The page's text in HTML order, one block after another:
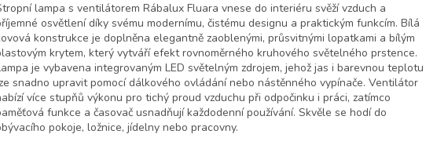
lampa s ventilátorem Rábalux Fluara vnese do interiéru svěží vzduch a
osvětlení díky svému modernímu, čistému designu a praktickým funkcím. Bílá
konstrukce je doplněna elegantně zaoblenými, průsvitnými lopatkami a bílým
krytem, který vytváří efekt rovnoměrného kruhového světelného prstence.
je vybavena integrovaným LED světelným zdrojem, jehož jas i barevnou teplotu
snadno upravit pomocí dálkového ovládání nebo nástěnného vypínače. Ventilátor
více stupňů výkonu pro tichý proud vzduchu při odpočinku i práci, zatímco
funkce a časovač usnadňují každodenní používání. Skvěle se hodí do
pokoje, ložnice, jídelny nebo pracovny.